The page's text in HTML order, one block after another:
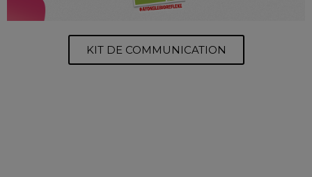
KIT DE COMMUNICATION